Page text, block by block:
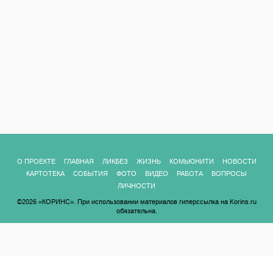
О ПРОЕКТЕ ГЛАВНАЯ ЛИКБЕЗ ЖИЗНЬ КОМЬЮНИТИ
НОВОСТИ
КАРТОТЕКА
СОБЫТИЯ ФОТО ВИДЕО РАБОТА
ВОПРОСЫ
ЛИЧНОСТИ
©2026 «КОРИНС». При использовании материалов гиперссылка на Korins.ru
обязательна.